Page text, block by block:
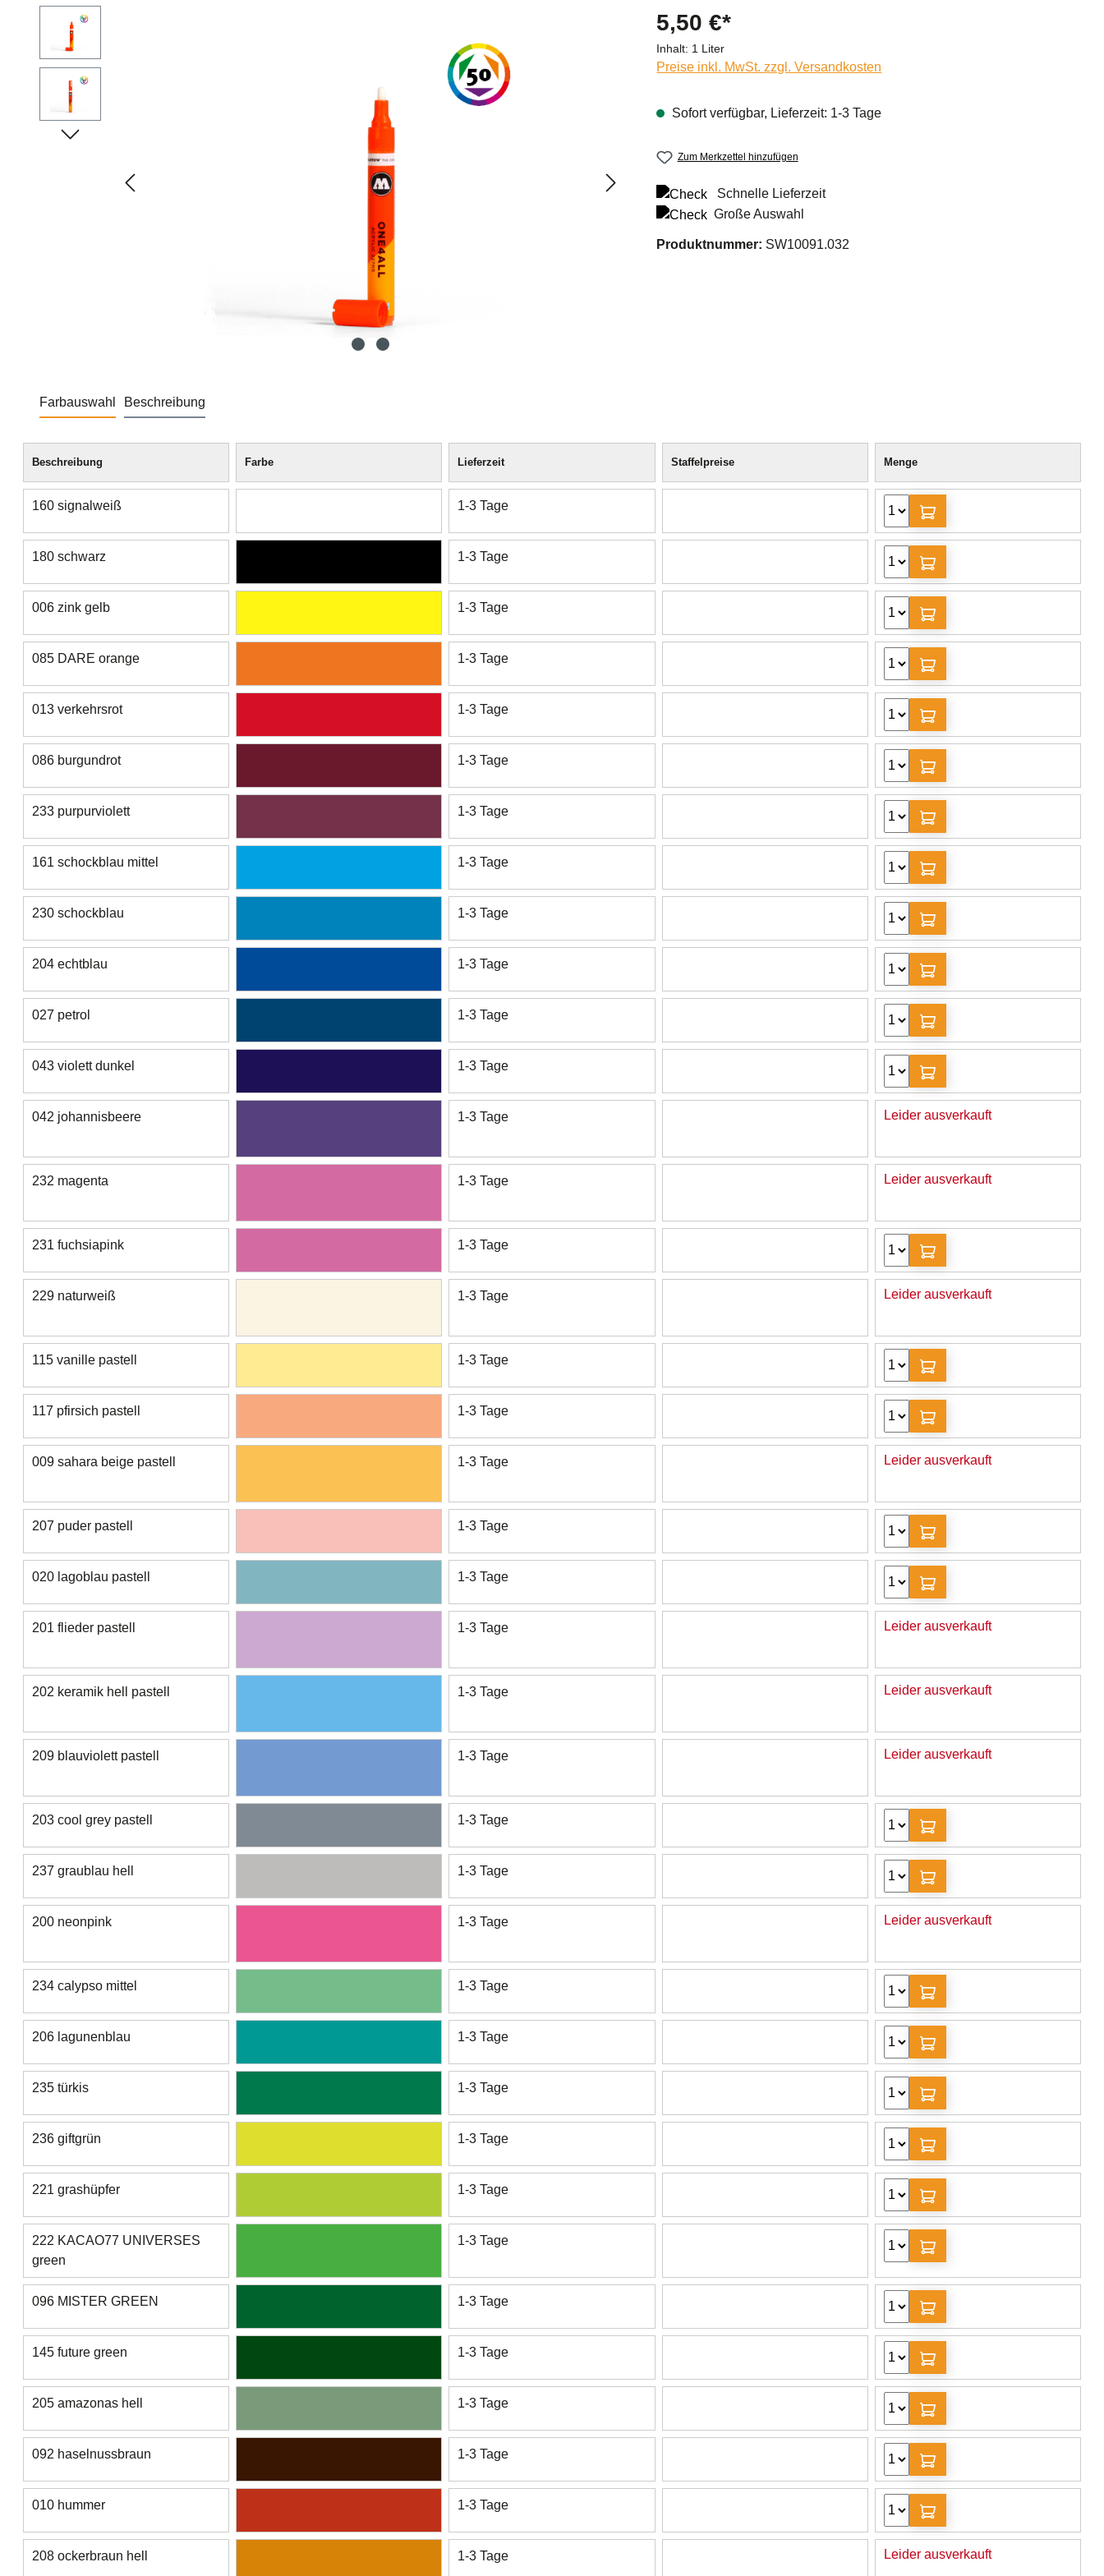
Bildergalerie überspringen 5,50 €*
Inhalt: 1 Liter
Preise inkl. MwSt. zzgl. Versandkosten
Sofort verfügbar, Lieferzeit: 1-3 Tage
Zum Merkzettel hinzufügen
Schnelle Lieferzeit
Große Auswahl
Produktnummer: SW10091.032
Farbauswahl Beschreibung
Beschreibung Farbe Lieferzeit Staffelpreise Menge
160 signalweiß 1-3 Tage
180 schwarz 1-3 Tage
006 zink gelb 1-3 Tage
085 DARE orange 1-3 Tage
013 verkehrsrot 1-3 Tage
086 burgundrot 1-3 Tage
233 purpurviolett 1-3 Tage
161 schockblau mittel 1-3 Tage
230 schockblau 1-3 Tage
204 echtblau 1-3 Tage
027 petrol 1-3 Tage
043 violett dunkel 1-3 Tage
042 johannisbeere 1-3 Tage Leider ausverkauft
232 magenta 1-3 Tage Leider ausverkauft
231 fuchsiapink 1-3 Tage
229 naturweiß 1-3 Tage Leider ausverkauft
115 vanille pastell 1-3 Tage
117 pfirsich pastell 1-3 Tage
009 sahara beige pastell 1-3 Tage Leider ausverkauft
207 puder pastell 1-3 Tage
020 lagoblau pastell 1-3 Tage
201 flieder pastell 1-3 Tage Leider ausverkauft
202 keramik hell pastell 1-3 Tage Leider ausverkauft
209 blauviolett pastell 1-3 Tage Leider ausverkauft
203 cool grey pastell 1-3 Tage
237 graublau hell 1-3 Tage
200 neonpink 1-3 Tage Leider ausverkauft
234 calypso mittel 1-3 Tage
206 lagunenblau 1-3 Tage
235 türkis 1-3 Tage
236 giftgrün 1-3 Tage
221 grashüpfer 1-3 Tage
222 KACAO77 UNIVERSES
green
1-3 Tage
096 MISTER GREEN 1-3 Tage
145 future green 1-3 Tage
205 amazonas hell 1-3 Tage
092 haselnussbraun 1-3 Tage
010 hummer 1-3 Tage
208 ockerbraun hell 1-3 Tage Leider ausverkauft